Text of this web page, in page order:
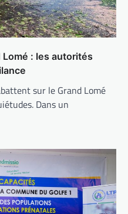
Lomé : les autorités
sur le Grand Lomé
Dans un